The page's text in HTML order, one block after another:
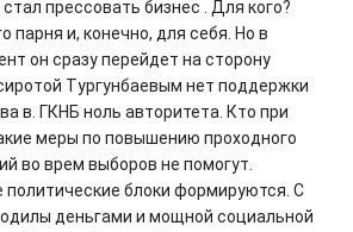
прессовать бизнес . Для кого?
парня и, конечно, для себя. Но в
он сразу перейдет на сторону
Тургунбаевым нет поддержки
в. ГКНБ ноль авторитета. Кто при
меры по повышению проходного
во врем выборов не помогут.
блоки формируются. С
деньгами и мощной социальной